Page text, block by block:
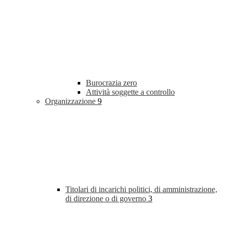
Burocrazia zero
Attività soggette a controllo
Organizzazione 9
Titolari di incarichi politici, di amministrazione,
di direzione o di governo 3